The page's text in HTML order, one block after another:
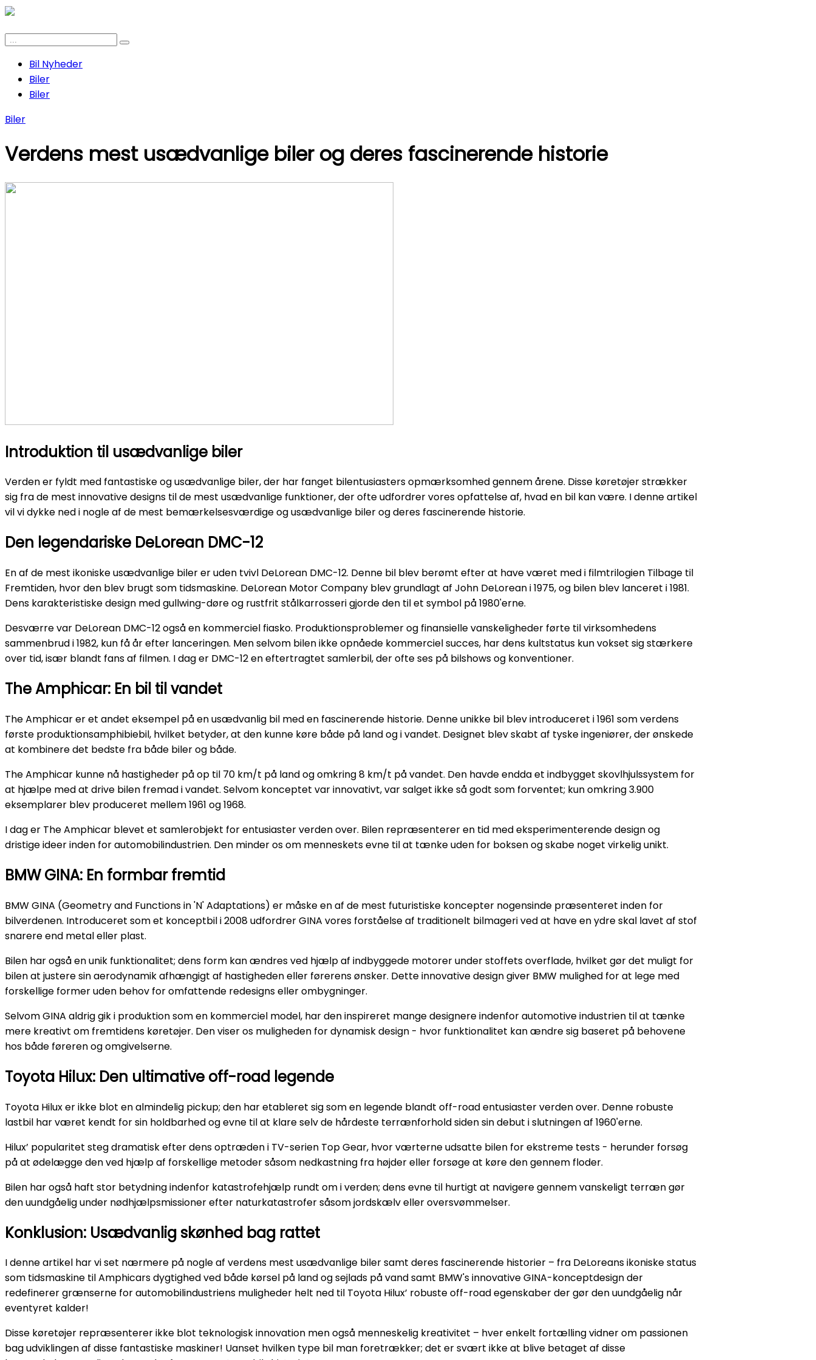
Bil Nyheder
Biler
Biler
Biler
Verdens mest usædvanlige biler og deres fascinerende historie
Introduktion til usædvanlige biler
Verden er fyldt med fantastiske og usædvanlige biler, der har fanget bilentusiasters opmærksomhed gennem årene. Disse køretøjer strækker
sig fra de mest innovative designs til de mest usædvanlige funktioner, der ofte udfordrer vores opfattelse af, hvad en bil kan være. I denne artikel
vil vi dykke ned i nogle af de mest bemærkelsesværdige og usædvanlige biler og deres fascinerende historie.
Den legendariske DeLorean DMC-12
En af de mest ikoniske usædvanlige biler er uden tvivl DeLorean DMC-12. Denne bil blev berømt efter at have været med i filmtrilogien Tilbage til
Fremtiden, hvor den blev brugt som tidsmaskine. DeLorean Motor Company blev grundlagt af John DeLorean i 1975, og bilen blev lanceret i 1981.
Dens karakteristiske design med gullwing-døre og rustfrit stålkarrosseri gjorde den til et symbol på 1980'erne.
Desværre var DeLorean DMC-12 også en kommerciel fiasko. Produktionsproblemer og finansielle vanskeligheder førte til virksomhedens
sammenbrud i 1982, kun få år efter lanceringen. Men selvom bilen ikke opnåede kommerciel succes, har dens kultstatus kun vokset sig stærkere
over tid, især blandt fans af filmen. I dag er DMC-12 en eftertragtet samlerbil, der ofte ses på bilshows og konventioner.
The Amphicar: En bil til vandet
The Amphicar er et andet eksempel på en usædvanlig bil med en fascinerende historie. Denne unikke bil blev introduceret i 1961 som verdens
første produktionsamphibiebil, hvilket betyder, at den kunne køre både på land og i vandet. Designet blev skabt af tyske ingeniører, der ønskede
at kombinere det bedste fra både biler og både.
The Amphicar kunne nå hastigheder på op til 70 km/t på land og omkring 8 km/t på vandet. Den havde endda et indbygget skovlhjulssystem for
at hjælpe med at drive bilen fremad i vandet. Selvom konceptet var innovativt, var salget ikke så godt som forventet; kun omkring 3.900
eksemplarer blev produceret mellem 1961 og 1968.
I dag er The Amphicar blevet et samlerobjekt for entusiaster verden over. Bilen repræsenterer en tid med eksperimenterende design og
dristige ideer inden for automobilindustrien. Den minder os om menneskets evne til at tænke uden for boksen og skabe noget virkelig unikt.
BMW GINA: En formbar fremtid
BMW GINA (Geometry and Functions in 'N' Adaptations) er måske en af de mest futuristiske koncepter nogensinde præsenteret inden for
bilverdenen. Introduceret som et konceptbil i 2008 udfordrer GINA vores forståelse af traditionelt bilmageri ved at have en ydre skal lavet af stof
snarere end metal eller plast.
Bilen har også en unik funktionalitet; dens form kan ændres ved hjælp af indbyggede motorer under stoffets overflade, hvilket gør det muligt for
bilen at justere sin aerodynamik afhængigt af hastigheden eller førerens ønsker. Dette innovative design giver BMW mulighed for at lege med
forskellige former uden behov for omfattende redesigns eller ombygninger.
Selvom GINA aldrig gik i produktion som en kommerciel model, har den inspireret mange designere indenfor automotive industrien til at tænke
mere kreativt om fremtidens køretøjer. Den viser os muligheden for dynamisk design - hvor funktionalitet kan ændre sig baseret på behovene
hos både føreren og omgivelserne.
Toyota Hilux: Den ultimative off-road legende
Toyota Hilux er ikke blot en almindelig pickup; den har etableret sig som en legende blandt off-road entusiaster verden over. Denne robuste
lastbil har været kendt for sin holdbarhed og evne til at klare selv de hårdeste terrænforhold siden sin debut i slutningen af 1960'erne.
Hilux’ popularitet steg dramatisk efter dens optræden i TV-serien Top Gear, hvor værterne udsatte bilen for ekstreme tests - herunder forsøg
på at ødelægge den ved hjælp af forskellige metoder såsom nedkastning fra højder eller forsøge at køre den gennem floder.
Bilen har også haft stor betydning indenfor katastrofehjælp rundt om i verden; dens evne til hurtigt at navigere gennem vanskeligt terræn gør
den uundgåelig under nødhjælpsmissioner efter naturkatastrofer såsom jordskælv eller oversvømmelser.
Konklusion: Usædvanlig skønhed bag rattet
I denne artikel har vi set nærmere på nogle af verdens mest usædvanlige biler samt deres fascinerende historier – fra DeLoreans ikoniske status
som tidsmaskine til Amphicars dygtighed ved både kørsel på land og sejlads på vand samt BMW's innovative GINA-konceptdesign der
redefinerer grænserne for automobilindustriens muligheder helt ned til Toyota Hilux’ robuste off-road egenskaber der gør den uundgåelig når
eventyret kalder!
Disse køretøjer repræsenterer ikke blot teknologisk innovation men også menneskelig kreativitet – hver enkelt fortælling vidner om passionen
bag udviklingen af disse fantastiske maskiner! Uanset hvilken type bil man foretrækker; det er svært ikke at blive betaget af disse